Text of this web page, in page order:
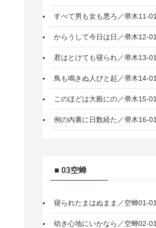
すべて男も女も悪ろ／帚木11-01
からうして今日は日／帚木12-01
君はとけても寝られ／帚木13-01
鳥も鳴きぬ人びと起／帚木14-01
このほどは大殿にの／帚木15-01
例の内裏に日数経た／帚木16-01
■ 03空蝉
寝られたまはぬまま／空蝉01-01
幼き心地にいかなら／空蝉02-01